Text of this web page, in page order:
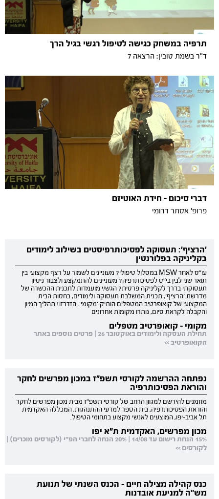
תרפיה במשחק כגישה לטיפול רגשי בגיל הרך
ד"ר בשמת טובין: הרצאה 7
דברי סיכום - חידת האוטיזם
פרופ' אסתר דרומי
'הרציף': תעסוקה לפסיכותרפיסטים בשילוב לימודים
בקליניקה בפלורנטין
עו"ס לאחר MSW במסלול טיפולי? מעוניינים לשמור על רצף מקצועי בין
תואר שני לבין בי"ס לפסיכותרפיה? מעוניינים להתמקצע ולצבור ניסיון
תעסוקתי בדרך לקליניקה פרטית? הגש/י מועמדות לתכנית ההכשרה של
מדרשת 'הרציף', תכנית המשלבת תעסוקה ולימודים, בחסות הבית
המקצועי של קואופרטיב המטפלים הותיק 'מקומי'. הזדרזו! תהליך המיון
והקבלה לקראת סיום, נותרו מקומות אחרונים
מקומי - קואופרטיב מטפלים
תחילת העסקה ולימודים באוקטובר 26 | פרטים נוספים באתר
הקואופרטיב >>
נפתחה ההרשמה לקורסי תשפ"ז במכון מפרשים לחקר
והוראת הפסיכותרפיה
מוזמנים להירשם למגוון הרחב של קורסי תשפ"ז מבית מכון מפרשים לחקר
והוראת הפסיכותרפיה, בית הספר למדעי ההתנהגות, המכללה האקדמית
תל אביב-יפו, המוצעים לאנשי מקצוע בתחומי הטיפול.
מכון מפרשים, האקדמית ת"א יפו
15% הנחת רישום עד 14/08 | 20% הנחה לחברי הפ"י (לקורסים מוכרים) |
לקורסים >>
כנס קהילה מצילה חיים - הכנס השנתי של תנועת
מש"ה למניעת אובדנות